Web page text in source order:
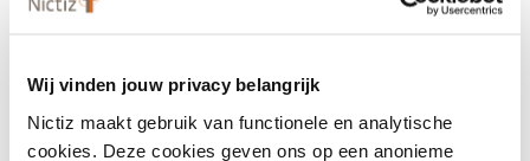
Wij vinden jouw privacy belangrijk
Nictiz maakt gebruik van functionele en analytische
cookies. Deze cookies geven ons op een anonieme
voorbereiden op een carrière in de gezondheidszorg;
– ICT-dienstverleners die werken in de zorg.